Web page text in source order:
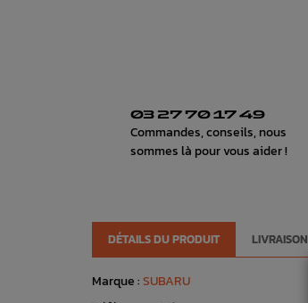
03 27 70 17 49
Commandes, conseils, nous
sommes là pour vous aider !
DÉTAILS DU PRODUIT LIVRAISON
Marque :SUBARU